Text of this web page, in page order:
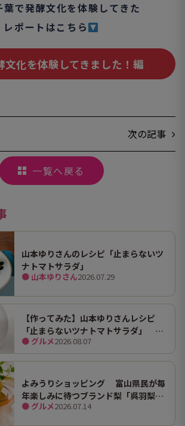
葉で発酵文化を体験してきた
レポートはこちら
文化を体験してきました！編
次の記事
一覧へ戻る
山本ゆりさんのレシピ「止まらないツ
ナトマトサラダ」
● 山本ゆりさん2026.07.29
【作ってみた】山本ゆりさんレシピ
「止まらないツナトマトサラダ」 ホ
ンマにうますぎて止まらん
● グルメ2026.08.07
よみうりショッピング 富山県民が毎
年楽しみに待つブランド梨「呉羽梨
（幸水）」限定100箱を特別販売！
● グルメ2026.07.14